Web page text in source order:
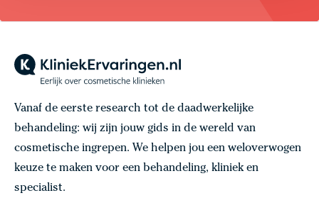
Vanaf de eerste research tot de daadwerkelijke
behandeling: wij zijn jouw gids in de wereld van
cosmetische ingrepen. We helpen jou een weloverwogen
keuze te maken voor een behandeling, kliniek en
specialist.